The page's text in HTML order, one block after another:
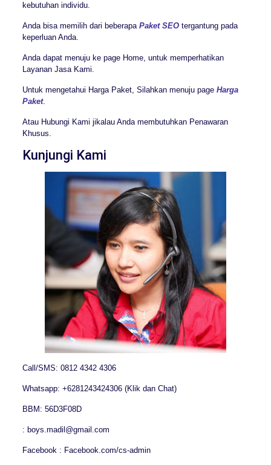
kebutuhan individu.
Anda bisa memilih dari beberapa Paket SEOtergantung pada
keperluan Anda.
Anda dapat menuju ke page Home, untuk memperhatikan
Layanan Jasa Kami.
Untuk mengetahui Harga Paket, Silahkan menuju page Harga
Paket.
Atau Hubungi Kami jikalau Anda membutuhkan Penawaran
Khusus.
Kunjungi Kami
Call/SMS: 0812 4342 4306
Whatsapp: +6281243424306 (Klik dan Chat)
BBM: 56D3F08D
: boys.madil@gmail.com
Facebook : Facebook.com/cs-admin